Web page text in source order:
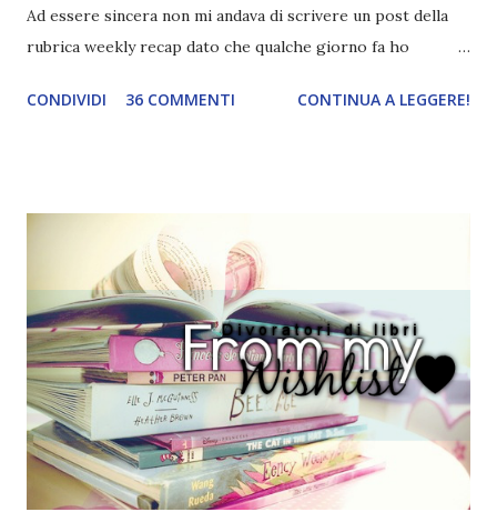
Ad essere sincera non mi andava di scrivere un post della
rubrica weekly recap dato che qualche giorno fa ho
troppo creare un nuovo banner xD Nella puntata di oggi vi
di dire in un libro? Ad esempio, i capelli arruffati . TUTTI I
RAGAZZI nei libri hanno i capelli arruffati. Vabbè, c'è crisi, il
pettine costa. Dovrei regalarglielo io uno. O magari del gel.
Fatto sta che nella realtà i ragazzi con i capelli così
sembrano degli scappati di casa. Ah, poi ci sono le ciocche
ribelli. Che monelli, che trasgry. Oppure tutti i personaggi
dei libri sono dei grandi lettori, fatto sta che io non ho mai
trovato una scena in ...
CONDIVIDI 36 COMMENTI CONTINUA A LEGGERE!